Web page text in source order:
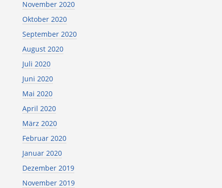
November 2020
Oktober 2020
September 2020
August 2020
Juli 2020
Juni 2020
Mai 2020
April 2020
März 2020
Februar 2020
Januar 2020
Dezember 2019
November 2019